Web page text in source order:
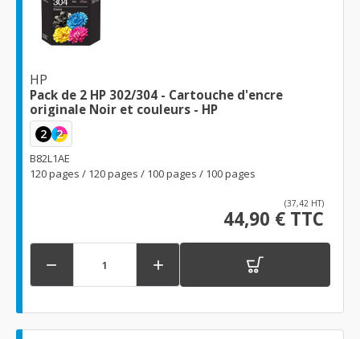
HP
Pack de 2 HP 302/304 - Cartouche d'encre
originale Noir et couleurs - HP
2 2
B82L1AE
120 pages / 120 pages / 100 pages / 100 pages
(37,42 HT)
44,90 € TTC
 